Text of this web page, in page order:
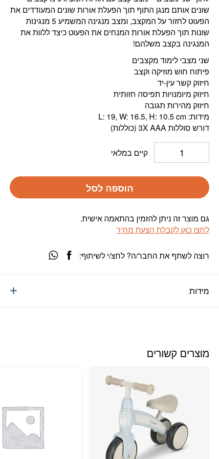
שונים אותם מנגן התוף תוך הפעלת אורות שונים המעודדים את
הפעוט לחזור על המקצב, ומצב מנגינה המשמיע 5 מנגינות
שונות תוך הפעלת אורות המנחים את הפעוט כיצד ללוות את
המנגינה בקצב משלהם!
שני מצבי לימוד מקצבים
פיתוח חוש מוזיקה וקצב
חיזוק קשר עין-יד
חיזוק מיומנויות תפיסה חזותית
חיזוק מהירות תגובה
מידות: L: 19, W: 16.5, H: 10.5 cm
דורש סוללות 3X AAA (כוללות)
קיים במלאי
הוספה לסל
גם מוצר זה ניתן להזמין בהתאמה אישית.
לחצו כאן לקבלת הצעת מחיר
מידות
רוצה לשתף את החבר/ה? לחצ/י לשיתוף:
מוצרים קשורים